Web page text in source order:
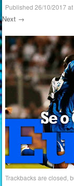
Published26/10/2017
Next →
Trackbacks are closed,